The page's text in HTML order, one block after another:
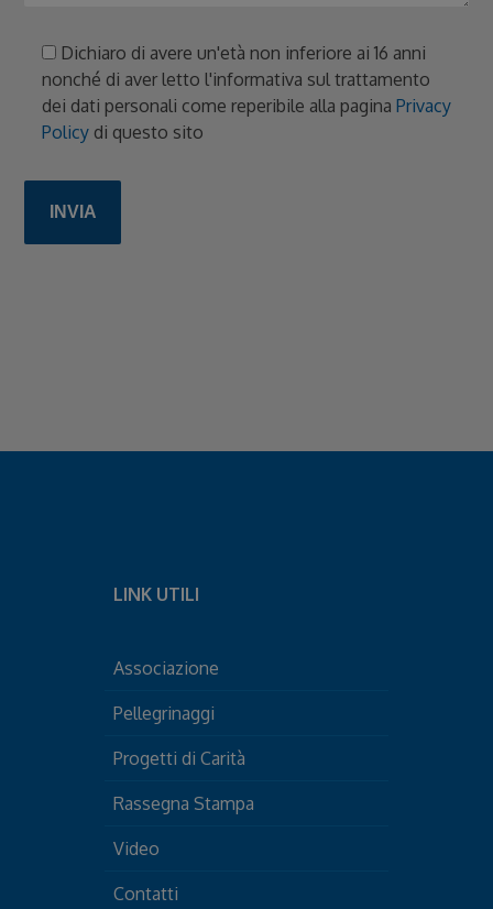
Dichiaro di avere un'età non inferiore ai 16 anni
nonché di aver letto l'informativa sul trattamento
dei dati personali come reperibile alla paginaPrivacy
Policy di questo sito
LINK UTILI
Associazione
Pellegrinaggi
Progetti di Carità
Rassegna Stampa
Video
Contatti